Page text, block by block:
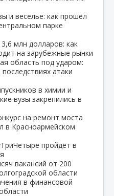
и веселье: как прошёл
парке
млн долларов: как
на зарубежные рынки
область под ударом:
атаки
в химии и
вузы закрепились в
на ремонт моста
в Красноармейском
пройдёт в
вакансий от 200
области
в финансовой